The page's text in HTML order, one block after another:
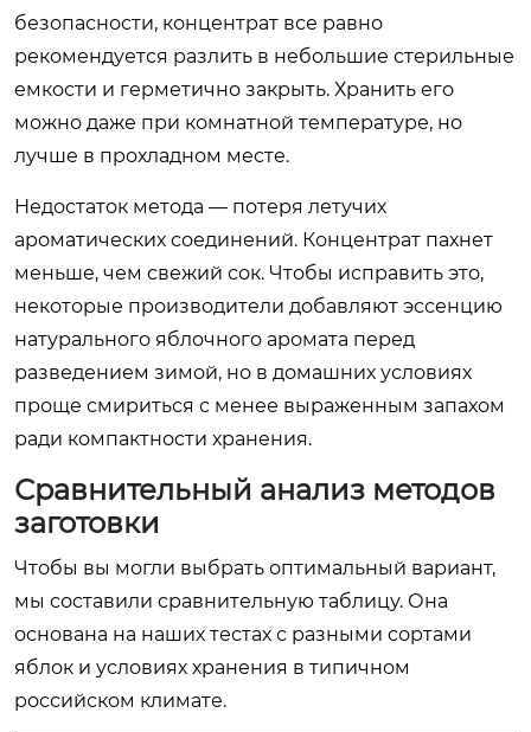
безопасности, концентрат все равно
рекомендуется разлить в небольшие стерильные
емкости и герметично закрыть. Хранить его
можно даже при комнатной температуре, но
лучше в прохладном месте.
Недостаток метода — потеря летучих
ароматических соединений. Концентрат пахнет
меньше, чем свежий сок. Чтобы исправить это,
некоторые производители добавляют эссенцию
натурального яблочного аромата перед
разведением зимой, но в домашних условиях
проще смириться с менее выраженным запахом
ради компактности хранения.
Сравнительный анализ методов
заготовки
Чтобы вы могли выбрать оптимальный вариант,
мы составили сравнительную таблицу. Она
основана на наших тестах с разными сортами
яблок и условиях хранения в типичном
российском климате.